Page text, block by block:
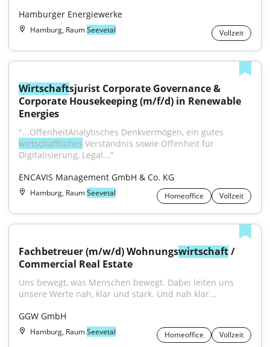
Hamburger Energiewerke
Hamburg, RaumSeevetal Vollzeit
Wirtschaftsjurist Corporate Governance &
Corporate Housekeeping (m/f/d) in Renewable
Energies
wirtschaftliches Verständnis sowie Offenheit für
Digitalisierung, Legal..."
ENCAVIS Management GmbH & Co. KG
Hamburg, RaumSeevetal Homeoffice Vollzeit
Fachbetreuer (m/w/d) Wohnungswirtschaft /
Commercial Real Estate
Uns bewegt, was Menschen bewegt. Dabei leiten uns
unsere Werte nah, klar und stark. Und nah klar...
GGW GmbH
Hamburg, RaumSeevetal Homeoffice Vollzeit